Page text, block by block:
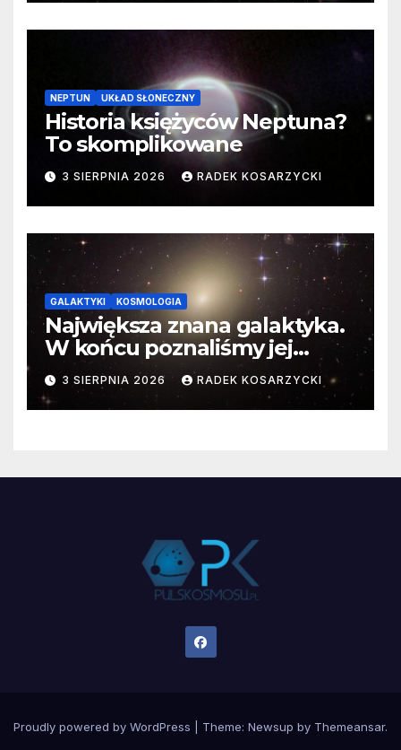
NEPTUN UKŁAD SŁONECZNY
Historia księżyców Neptuna?
To skomplikowane
3 SIERPNIA 2026 RADEK KOSARZYCKI
GALAKTYKI KOSMOLOGIA
Największa znana galaktyka.
W końcu poznaliśmy jej
faktyczne wymiary
3 SIERPNIA 2026 RADEK KOSARZYCKI
Proudly powered by WordPress Theme: Newsup by Themeansar.